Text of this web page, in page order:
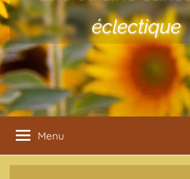
éclectique
Menu